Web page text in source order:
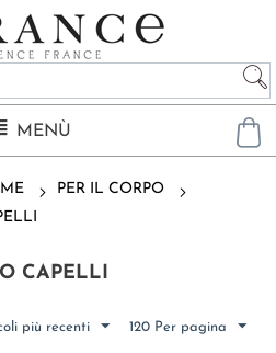
MENÙ
PER IL CORPO
CAPELLI
più recenti 120 Per pagina